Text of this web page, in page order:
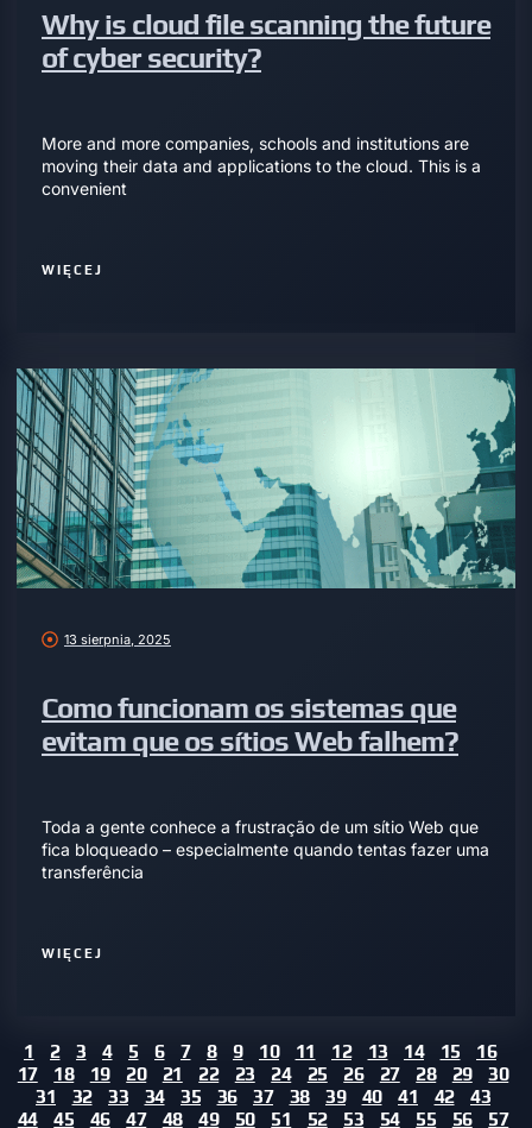
Why is cloud file scanning the future
of cyber security?
More and more companies, schools and institutions are
moving their data and applications to the cloud. This is a
convenient
WIĘCEJ
13 sierpnia, 2025
Como funcionam os sistemas que
evitam que os sítios Web falhem?
Toda a gente conhece a frustração de um sítio Web que
fica bloqueado – especialmente quando tentas fazer uma
transferência
WIĘCEJ
1 2 3 4 5 6 7 8 9 10 11 12 13 14 15
16
17
18 19 20 21 22 23 24 25 26 27 28 29
30
31
32 33 34 35 36 37 38 39 40 41 42
43
44
45 46 47 48 49 50 51 52 53 54 55 56
57